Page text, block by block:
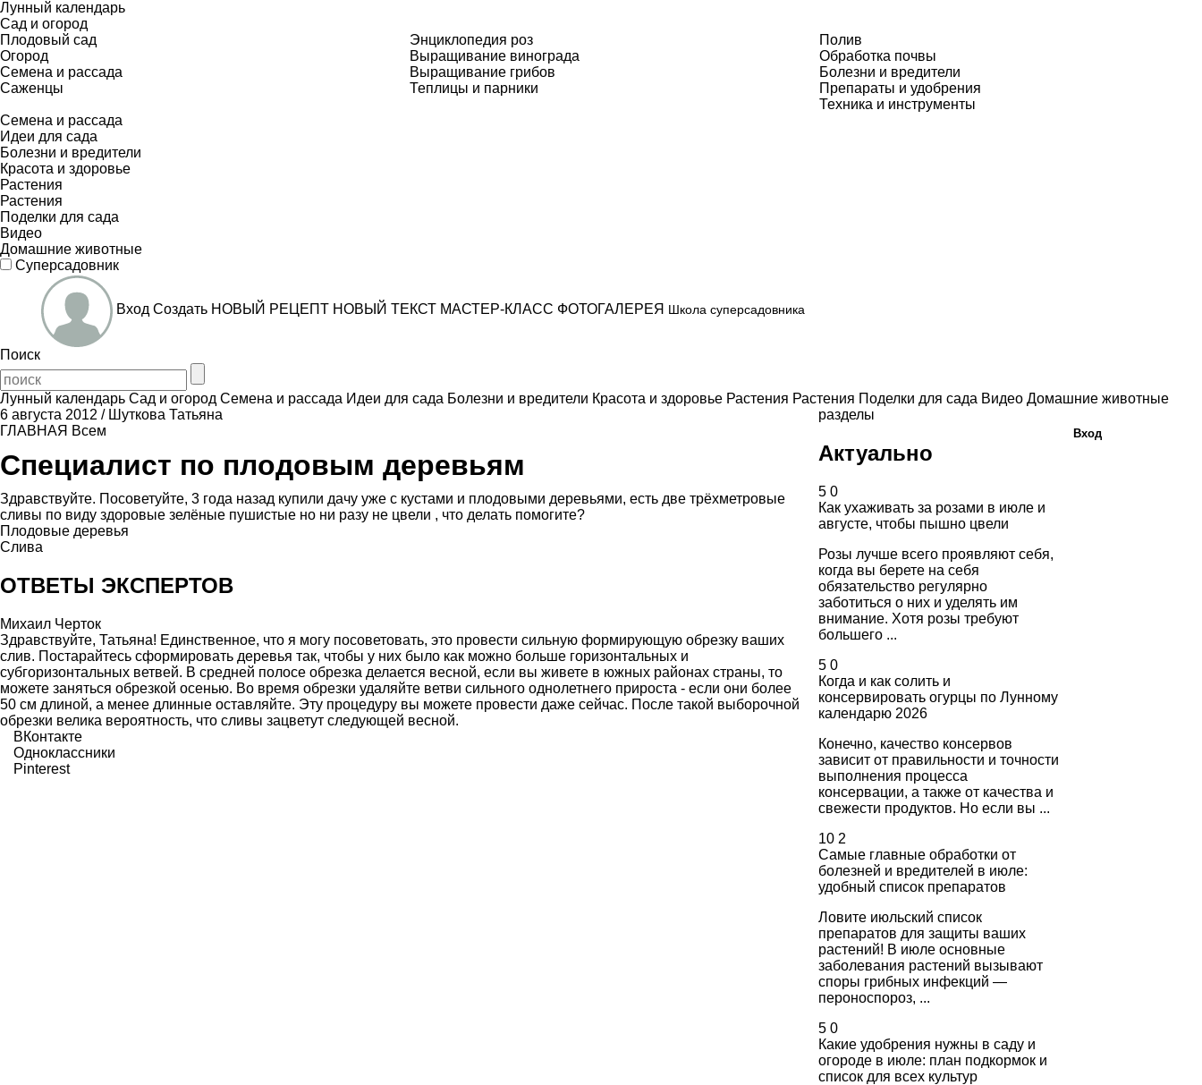
Лунный календарь
Сад и огород
Плодовый сад
Огород
Семена и рассада
Саженцы
Энциклопедия роз
Выращивание винограда
Выращивание грибов
Теплицы и парники
Полив
Обработка почвы
Болезни и вредители
Препараты и удобрения
Техника и инструменты
Семена и рассада
Идеи для сада
Болезни и вредители
Красота и здоровье
Растения
Растения
Поделки для сада
Видео
Домашние животные
Суперсадовник
Вход Создать НОВЫЙ РЕЦЕПТ НОВЫЙ ТЕКСТ МАСТЕР-КЛАСС ФОТОГАЛЕРЕЯ Школа суперсадовника
Поиск
Лунный календарь Сад и огород Семена и рассада Идеи для сада Болезни и вредители Красота и здоровье Растения Растения Поделки для сада Видео Домашние животные
6 августа 2012 / Шуткова Татьяна
ГЛАВНАЯ Всем
Специалист по плодовым деревьям
Здравствуйте. Посоветуйте, 3 года назад купили дачу уже с кустами и плодовыми деревьями, есть две трёхметровые
сливы по виду здоровые зелёные пушистые но ни разу не цвели , что делать помогите?
Плодовые деревья
Слива
ОТВЕТЫ ЭКСПЕРТОВ
Михаил Черток
Здравствуйте, Татьяна! Единственное, что я могу посоветовать, это провести сильную формирующую обрезку ваших
слив. Постарайтесь сформировать деревья так, чтобы у них было как можно больше горизонтальных и
субгоризонтальных ветвей. В средней полосе обрезка делается весной, если вы живете в южных районах страны, то
можете заняться обрезкой осенью. Во время обрезки удаляйте ветви сильного однолетнего прироста - если они более
50 см длиной, а менее длинные оставляйте. Эту процедуру вы можете провести даже сейчас. После такой выборочной
обрезки велика вероятность, что сливы зацветут следующей весной.
ВКонтакте
Одноклассники
Pinterest
разделы
Актуально
5 0
Как ухаживать за розами в июле и
августе, чтобы пышно цвели
Розы лучше всего проявляют себя,
когда вы берете на себя
обязательство регулярно
заботиться о них и уделять им
внимание. Хотя розы требуют
большего ...
5 0
Когда и как солить и
консервировать огурцы по Лунному
календарю 2026
Конечно, качество консервов
зависит от правильности и точности
выполнения процесса
консервации, а также от качества и
свежести продуктов. Но если вы ...
10 2
Самые главные обработки от
болезней и вредителей в июле:
удобный список препаратов
Ловите июльский список
препаратов для защиты ваших
растений! В июле основные
заболевания растений вызывают
споры грибных инфекций —
пероноспороз, ...
5 0
Какие удобрения нужны в саду и
огороде в июле: план подкормок и
список для всех культур
Вход